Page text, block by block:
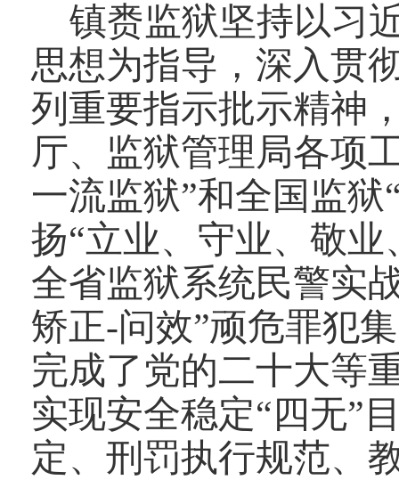
镇赉监狱坚持以习
思想为指导，深入贯
列重要指示批示精神
厅、监狱管理局各项
一流监狱”和全国监狱
扬“立业、守业、敬业
全省监狱系统民警实
矫正-问效”顽危罪犯
完成了党的二十大等
实现安全稳定“ 四无”
定、刑罚执行规范、